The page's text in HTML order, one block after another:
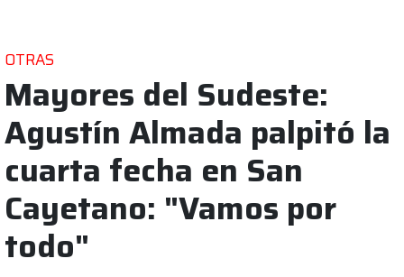
OTRAS
Mayores del Sudeste:
Agustín Almada palpitó la
cuarta fecha en San
Cayetano: "Vamos por
todo"